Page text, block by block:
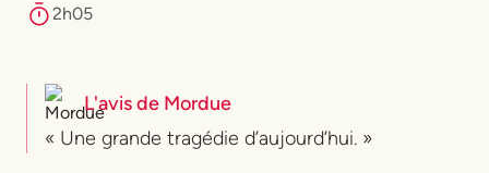
2h05
L'avis de Mordue
« Une grande tragédie d’aujourd’hui. »